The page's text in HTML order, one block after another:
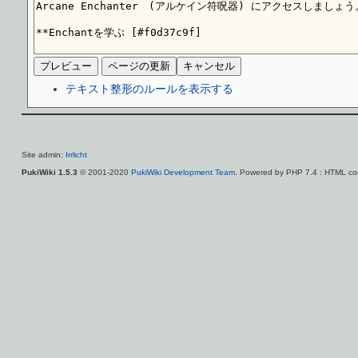
テキスト整形のルールを表示する
Site admin: Irrlicht
PukiWiki 1.5.3 © 2001-2020 PukiWiki Development Team. Powered by PHP 7.4 : HTML